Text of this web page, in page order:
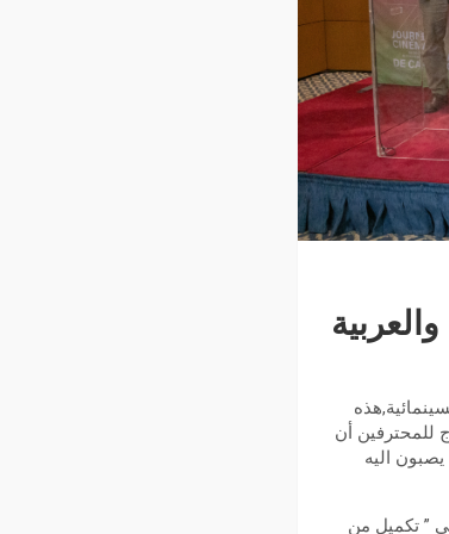
نشاطها ضمن الدورة 32 لأيام قرطاج السينمائية,هذه
سنة 2014 ما إنفكت ” منصة قرطاج للمحترفين أن
اليه
2021 بمشاركة 8 مخرجين في ” شبكة ” و 7 مخرجين في ” تكميل من